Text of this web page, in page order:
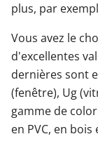
plus, par
Vous avez le
d'excellentes
dernières sont
(fenêtre), Ug
gamme de
en PVC, en bois